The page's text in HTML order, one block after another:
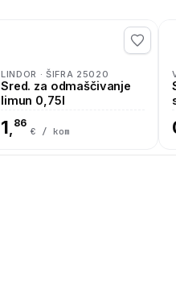
LINDOR · ŠIFRA 25020
Sred. za odmaščivanje
limun 0,75l
1, 86
€ / kom